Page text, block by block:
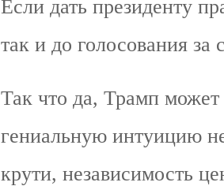
Если дать президенту
так и до голосования за
Так что да, Трамп может
гениальную интуицию
крути, независимость